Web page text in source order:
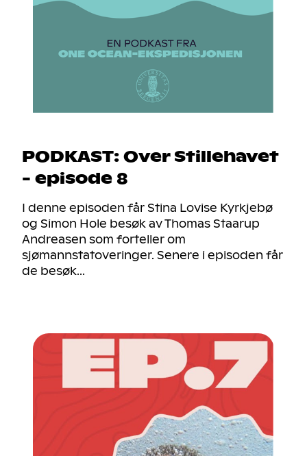
PODKAST: Over Stillehavet
- episode 8
I denne episoden får Stina Lovise Kyrkjebø
og Simon Hole besøk av Thomas Staarup
Andreasen som forteller om
sjømannstatoveringer. Senere i episoden får
de besøk...